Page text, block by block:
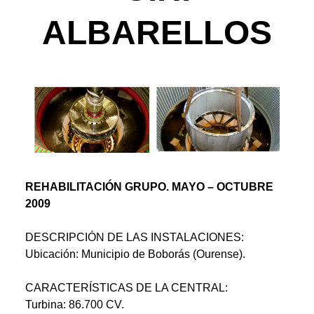
ALBARELLOS
REHABILITACIÓN GRUPO. MAYO – OCTUBRE
2009
DESCRIPCIÓN DE LAS INSTALACIONES:
Ubicación: Municipio de Boborás (Ourense).
CARACTERÍSTICAS DE LA CENTRAL:
Turbina: 86.700 CV.